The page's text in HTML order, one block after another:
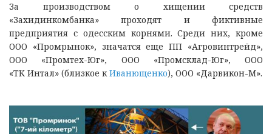
За производством о хищении средств
«Захидинкомбанка» проходят и фиктивные
предприятия с одесским корнями. Среди них, кроме
ООО «Промрынок», значатся еще ПП «Агровинтрейд»,
ООО «Промтех-Юг», ООО «Промсклад-Юг», ООО
«ТК Интал» (близкое кИванющенко), ООО «Дарвикон-М».